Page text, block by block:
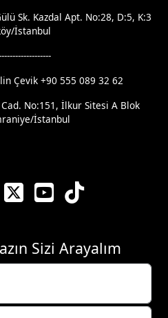
Sk. Kazdal Apt. No:28, D:5, K:3
İstanbul
Çevik +90 555 089 32 62
No:151, İlkur Sitesi A Blok
İstanbul
Sizi Arayalım